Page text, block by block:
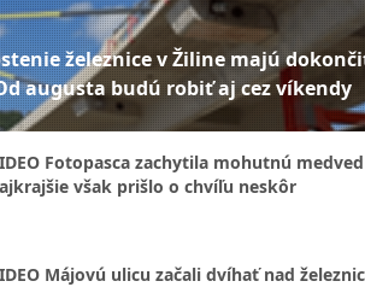
železnice v Žiline majú
augusta budú robiť aj cez víkendy
Fotopasca zachytila mohutnú
však prišlo o chvíľu neskôr
Májovú ulicu začali dvíhať nad